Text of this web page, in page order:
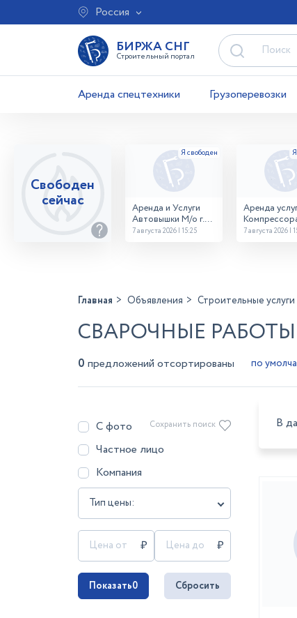
Россия
БИРЖА СНГ
Строительный портал
Аренда спецтехники Грузоперевозки
Свободен
сейчас
Аренда и Услуги
Автовышки М/о г.
Домодедово
7 августа 2026 | 15:25
Аренда
7 августа 2026 |
Главная Объявления Строительные услуги
СВАРОЧНЫЕ РАБОТЫ
0 предложений отсортированы
С фото
Частное лицо
Компания
Тип цены:
Сохранить поиск
Показать0 Сбросить
В